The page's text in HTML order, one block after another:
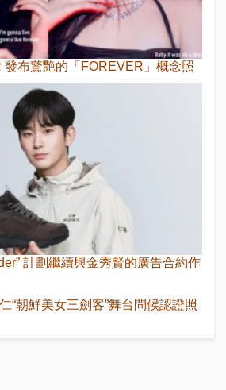
發布驚艷的「FOREVER」概念照
計劃繼續與金秀賢的廣告合約作
“朝鮮美女三劍客”舞台問候認證照